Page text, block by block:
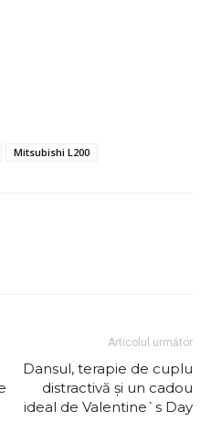
Mitsubishi L200
Articolul următor
Dansul, terapie de cuplu
distractivă și un cadou
ideal de Valentine`s Day